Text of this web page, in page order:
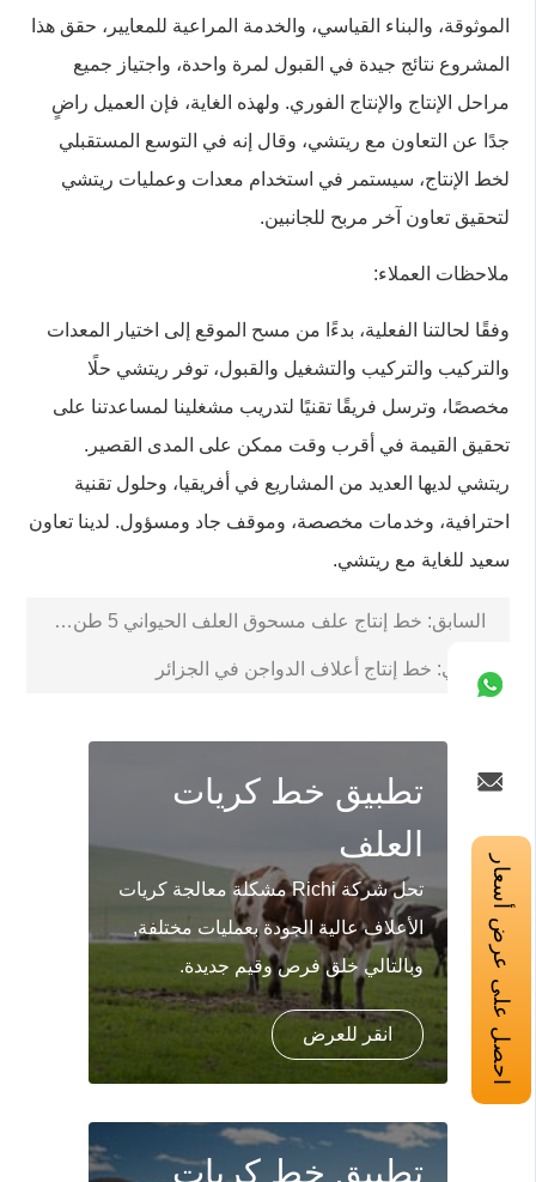
الموثوقة، والبناء القياسي، والخدمة المراعية للمعايير، حقق هذا
المشروع نتائج جيدة في القبول لمرة واحدة، واجتياز جميع
مراحل الإنتاج والإنتاج الفوري. ولهذه الغاية، فإن العميل راضٍ
جدًا عن التعاون مع ريتشي، وقال إنه في التوسع المستقبلي
لخط الإنتاج، سيستمر في استخدام معدات وعمليات ريتشي
لتحقيق تعاون آخر مربح للجانبين.
ملاحظات العملاء:
وفقًا لحالتنا الفعلية، بدءًا من مسح الموقع إلى اختيار المعدات
والتركيب والتركيب والتشغيل والقبول، توفر ريتشي حلًا
مخصصًا، وترسل فريقًا تقنيًا لتدريب مشغلينا لمساعدتنا على
تحقيق القيمة في أقرب وقت ممكن على المدى القصير.
ريتشي لديها العديد من المشاريع في أفريقيا، وحلول تقنية
احترافية، وخدمات مخصصة، وموقف جاد ومسؤول. لدينا تعاون
سعيد للغاية مع ريتشي.
السابق: خط إنتاج علف مسحوق العلف الحيواني 5 طن/ساعة في كينيا
التالي: خط إنتاج أعلاف الدواجن في الجزائر
تطبيق خط كريات
العلف
تحل شركة Richi مشكلة معالجة كريات
الأعلاف عالية الجودة بعمليات مختلفة,
وبالتالي خلق فرص وقيم جديدة.
انقر للعرض احصل على عرض أسعار